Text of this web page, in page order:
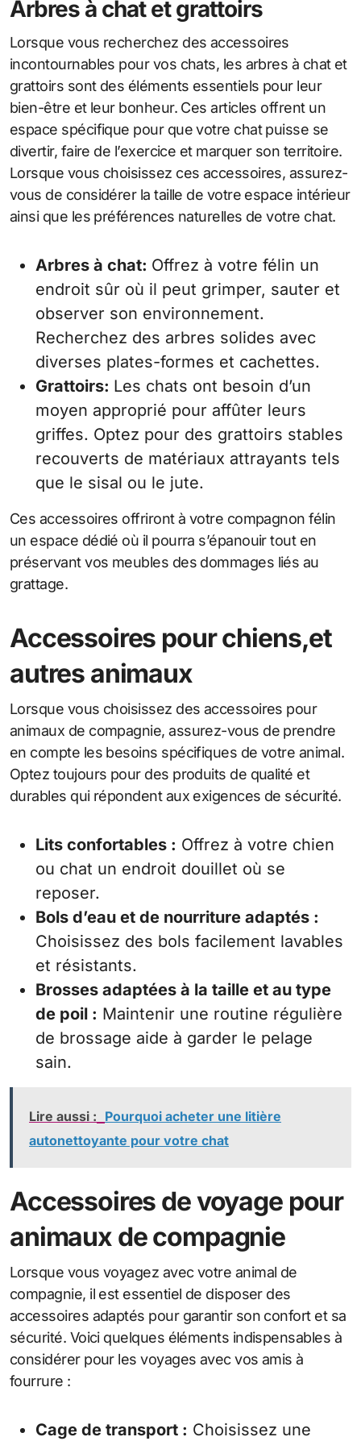
Arbres à chat et grattoirs
Lorsque vous recherchez des accessoires
incontournables pour vos chats, les arbres à chat et
grattoirs sont des éléments essentiels pour leur
bien-être et leur bonheur. Ces articles offrent un
espace spécifique pour que votre chat puisse se
divertir, faire de l’exercice et marquer son territoire.
Lorsque vous choisissez ces accessoires, assurez-
vous de considérer la taille de votre espace intérieur
ainsi que les préférences naturelles de votre chat.
Arbres à chat: Offrez à votre félin un
endroit sûr où il peut grimper, sauter et
observer son environnement.
Recherchez des arbres solides avec
diverses plates-formes et cachettes.
Grattoirs: Les chats ont besoin d’un
moyen approprié pour affûter leurs
griffes. Optez pour des grattoirs stables
recouverts de matériaux attrayants tels
que le sisal ou le jute.
Ces accessoires offriront à votre compagnon félin
un espace dédié où il pourra s’épanouir tout en
préservant vos meubles des dommages liés au
grattage.
Accessoires pour chiens,et
autres animaux
Lorsque vous choisissez des accessoires pour
animaux de compagnie, assurez-vous de prendre
en compte les besoins spécifiques de votre animal.
Optez toujours pour des produits de qualité et
durables qui répondent aux exigences de sécurité.
Lits confortables : Offrez à votre chien
ou chat un endroit douillet où se
reposer.
Bols d’eau et de nourriture adaptés :
Choisissez des bols facilement lavables
et résistants.
Brosses adaptées à la taille et au type
de poil : Maintenir une routine régulière
de brossage aide à garder le pelage
sain.
Lire aussi : Pourquoi acheter une litière
autonettoyante pour votre chat
Accessoires de voyage pour
animaux de compagnie
Lorsque vous voyagez avec votre animal de
compagnie, il est essentiel de disposer des
accessoires adaptés pour garantir son confort et sa
sécurité. Voici quelques éléments indispensables à
considérer pour les voyages avec vos amis à
fourrure :
Cage de transport : Choisissez une